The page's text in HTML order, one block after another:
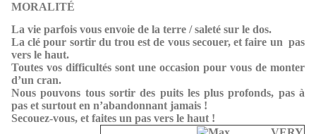
MORALITÉ
La vie parfois vous envoie de la terre / saleté sur le dos.
La clé pour sortir du trou est de vous secouer, et faire un pas
vers le haut.
Toutes vos difficultés sont une occasion pour vous de monter
d’un cran.
Nous pouvons tous sortir des puits les plus profonds, pas à
pas et surtout en n’abandonnant jamais !
Secouez-vous, et faites un pas vers le haut !